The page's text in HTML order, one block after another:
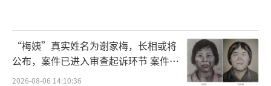
“梅姨”真实姓名为谢家梅，长相或将
公布，案件已进入审查起诉环节 案件迎
来新进展
2026-08-06 14:10:36